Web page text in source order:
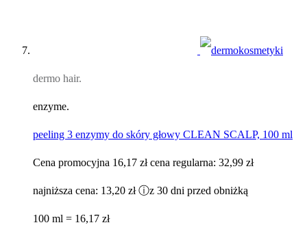
dermo hair.
enzyme.
peeling 3 enzymy do skóry głowy CLEAN SCALP, 100 ml
Cena promocyjna 16,17 zł cena regularna: 32,99 zł
najniższa cena: 13,20 zł ⓘz 30 dni przed obniżką
100 ml = 16,17 zł